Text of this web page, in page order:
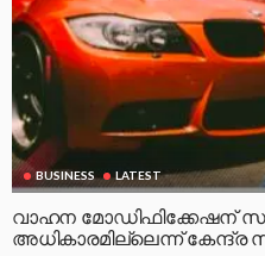
BUSINESS LATEST
വാഹന മോഡിഫിക്കേഷന്
അധികാരമില്ലെന്ന് കേന്ദ്ര